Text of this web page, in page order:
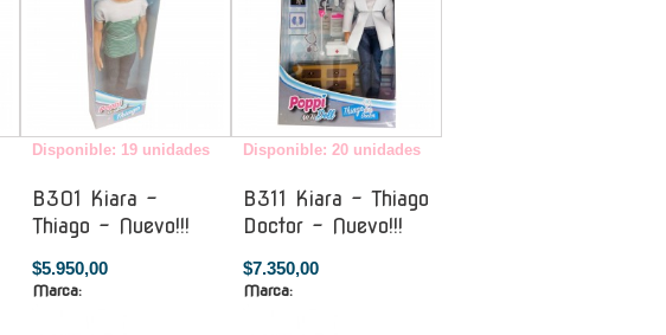
Disponible: 19 unidades
B301 Kiara -
Thiago - Nuevo!!!
$5.950,00
Marca:
Disponible: 20 unidades
B311 Kiara - Thiago
Doctor - Nuevo!!!
$7.350,00
Marca: